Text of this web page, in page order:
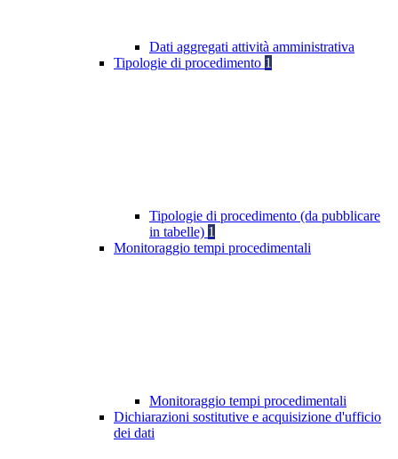
Dati aggregati attività amministrativa
Tipologie di procedimento 1
Tipologie di procedimento (da pubblicare
in tabelle) 1
Monitoraggio tempi procedimentali
Monitoraggio tempi procedimentali
Dichiarazioni sostitutive e acquisizione d'ufficio
dei dati